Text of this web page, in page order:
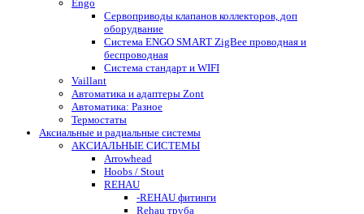
Engo
Сервоприводы клапанов коллекторов, доп
оборудвание
Система ENGO SMART ZigBee проводная и
беспроводная
Система стандарт и WIFI
Vaillant
Автоматика и адаптеры Zont
Автоматика: Разное
Термостаты
Аксиальные и радиальные системы
АКСИАЛЬНЫЕ СИСТЕМЫ
Arrowhead
Hoobs / Stout
REHAU
-REHAU фитинги
Rehau труба